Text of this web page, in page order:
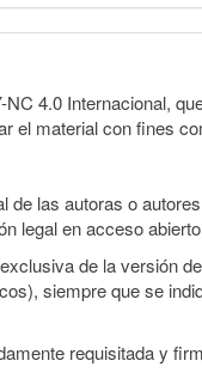
4.0 Internacional,
el material con fines
de las autoras o
legal en acceso
de la versión
siempre que se
requisitada y